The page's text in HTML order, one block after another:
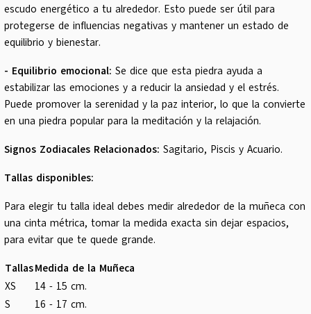
escudo energético a tu alrededor. Esto puede ser útil para
protegerse de influencias negativas y mantener un estado de
equilibrio y bienestar.
- Equilibrio emocional: Se dice que esta piedra ayuda a
estabilizar las emociones y a reducir la ansiedad y el estrés.
Puede promover la serenidad y la paz interior, lo que la convierte
en una piedra popular para la meditación y la relajación.
Signos Zodiacales Relacionados: Sagitario, Piscis y Acuario.
Tallas disponibles:
Para elegir tu talla ideal debes medir alrededor de la muñeca con
una cinta métrica, tomar la medida exacta sin dejar espacios,
para evitar que te quede grande.
TallasMedida de la Muñeca
XS
14 - 15 cm.
S
16 - 17 cm.